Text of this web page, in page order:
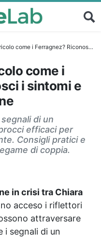
Riconosci i sintomi e salva la tua relazione
come i
i sintomi e
di un
efficaci per
Consigli pratici e
di coppia.
in crisi tra Chiara
acceso i riflettori
attraversare
i segnali di un